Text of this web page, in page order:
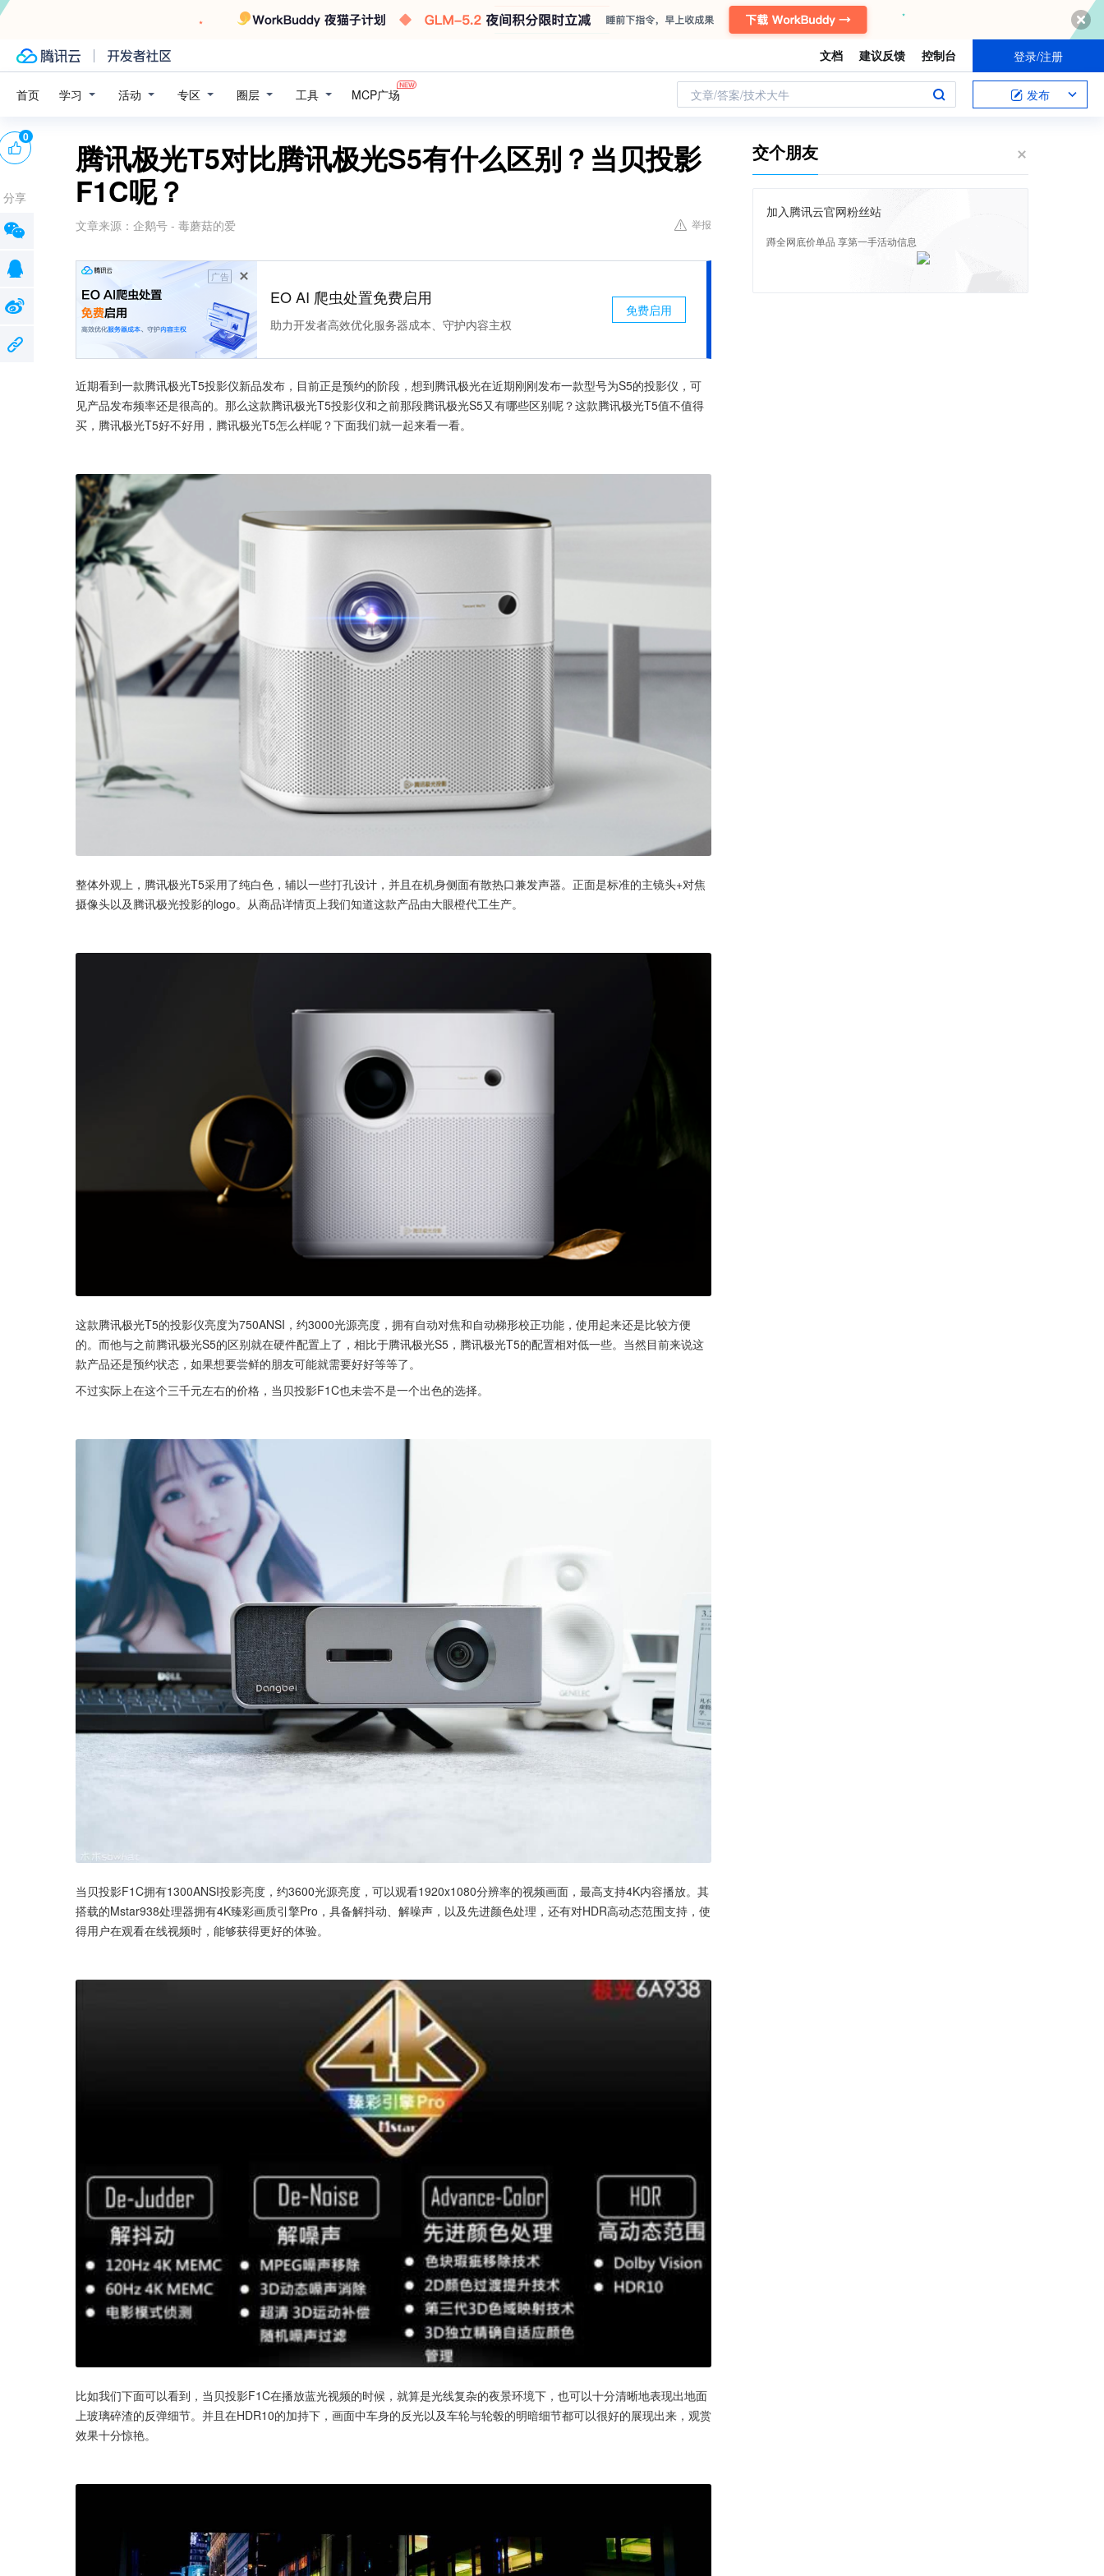
文档 建议反馈 控制台 登录/注册
首页 学习 活动 专区 圈层 工具 MCP广场 文章/答案/技术大牛 发布
腾讯极光T5对比腾讯极光S5有什么区别？当贝投影
F1C呢？
文章来源： 企鹅号 - 毒蘑菇的爱 举报
广告
EO AI 爬虫处置免费启用
助力开发者高效优化服务器成本、守护内容主权
免费启用
近期看到一款腾讯极光T5投影仪新品发布，目前正是预约的阶段，想到腾讯极光在近期刚刚发布一款型号为S5的投影仪，可
见产品发布频率还是很高的。那么这款腾讯极光T5投影仪和之前那段腾讯极光S5又有哪些区别呢？这款腾讯极光T5值不值得
买，腾讯极光T5好不好用，腾讯极光T5怎么样呢？下面我们就一起来看一看。
整体外观上，腾讯极光T5采用了纯白色，辅以一些打孔设计，并且在机身侧面有散热口兼发声器。正面是标准的主镜头+对焦
摄像头以及腾讯极光投影的logo。从商品详情页上我们知道这款产品由大眼橙代工生产。
这款腾讯极光T5的投影仪亮度为750ANSI，约3000光源亮度，拥有自动对焦和自动梯形校正功能，使用起来还是比较方便
的。而他与之前腾讯极光S5的区别就在硬件配置上了，相比于腾讯极光S5，腾讯极光T5的配置相对低一些。当然目前来说这
款产品还是预约状态，如果想要尝鲜的朋友可能就需要好好等等了。
不过实际上在这个三千元左右的价格，当贝投影F1C也未尝不是一个出色的选择。
当贝投影F1C拥有1300ANSI投影亮度，约3600光源亮度，可以观看1920x1080分辨率的视频画面，最高支持4K内容播放。其
搭载的Mstar938处理器拥有4K臻彩画质引擎Pro，具备解抖动、解噪声，以及先进颜色处理，还有对HDR高动态范围支持，使
得用户在观看在线视频时，能够获得更好的体验。
比如我们下面可以看到，当贝投影F1C在播放蓝光视频的时候，就算是光线复杂的夜景环境下，也可以十分清晰地表现出地面
上玻璃碎渣的反弹细节。并且在HDR10的加持下，画面中车身的反光以及车轮与轮毂的明暗细节都可以很好的展现出来，观赏
效果十分惊艳。
0
分享
交个朋友
加入腾讯云官网粉丝站
蹲全网底价单品 享第一手活动信息